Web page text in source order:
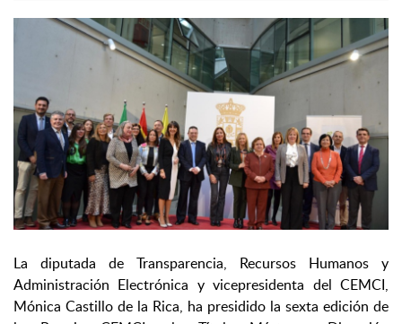
La diputada de Transparencia, Recursos Humanos y
Administración Electrónica y vicepresidenta del CEMCI,
Mónica Castillo de la Rica, ha presidido la sexta edición de